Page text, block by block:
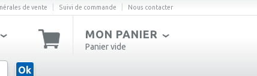
de vente Suivi de commande Nous contacter
MON PANIER
Panier vide
Ok